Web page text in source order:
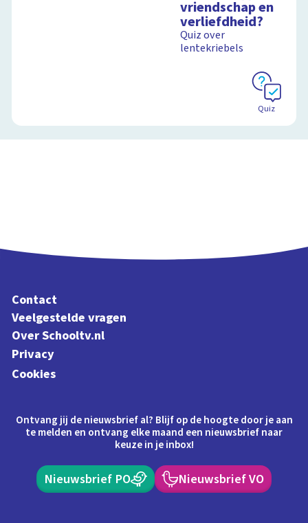
vriendschap en
verliefdheid?
Quiz over
lentekriebels
Quiz
Contact
Veelgestelde vragen
Over Schooltv.nl
Privacy
Cookies
Ontvang jij de nieuwsbrief al? Blijf op de hoogte door je aan
te melden en ontvang elke maand een nieuwsbrief naar
keuze in je inbox!
Nieuwsbrief PO Nieuwsbrief VO